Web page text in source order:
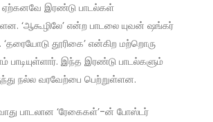
ஏற்கனவே இரண்டு பாடல்கள்
‘ஆகூழிலே’ என்ற பாடலை யுவன் ஷங்கர்
‘தரையோடு தூரிகை’ என்கிற மற்றொரு
பாடியுள்ளார். இந்த இரண்டு பாடல்களும்
நல்ல வரவேற்பை பெற்றுள்ளன.
பாடலான ‘ரேகைகள்’-ன் போஸ்டர்